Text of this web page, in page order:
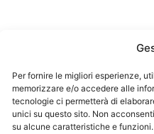
Per fornire le migliori esperienze,
memorizzare e/o accedere alle
tecnologie ci permetterà di
unici su questo sito. Non
su alcune caratteristiche e funzioni.
80069130583